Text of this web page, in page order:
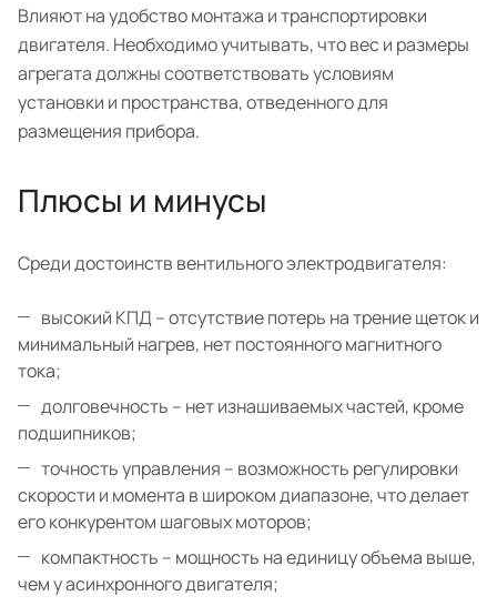
Влияют на удобство монтажа и транспортировки
двигателя. Необходимо учитывать, что вес и размеры
агрегата должны соответствовать условиям
установки и пространства, отведенного для
размещения прибора.
Плюсы и минусы
Среди достоинств вентильного электродвигателя:
высокий КПД – отсутствие потерь на трение щеток и
минимальный нагрев, нет постоянного магнитного
тока;
долговечность – нет изнашиваемых частей, кроме
подшипников;
точность управления – возможность регулировки
скорости и момента в широком диапазоне, что делает
его конкурентом шаговых моторов;
компактность – мощность на единицу объема выше,
чем у асинхронного двигателя;